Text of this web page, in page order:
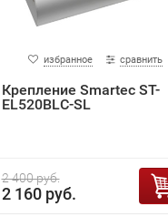
избранное сравнить
Крепление Smartec ST-
EL520BLC-SL
2 400 руб.
2 160 руб.